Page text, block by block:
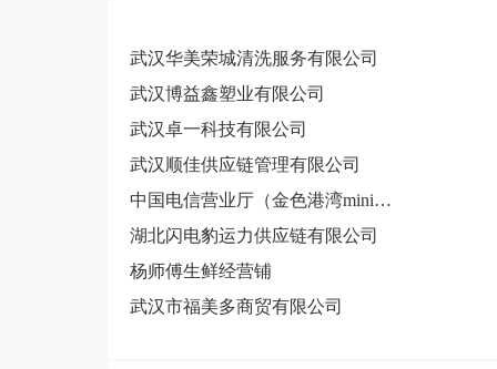
武汉华美荣城清洗服务有限公司
武汉博益鑫塑业有限公司
武汉卓一科技有限公司
武汉顺佳供应链管理有限公司
中国电信营业厅（金色港湾mini空间店）
湖北闪电豹运力供应链有限公司
杨师傅生鲜经营铺
武汉市福美多商贸有限公司